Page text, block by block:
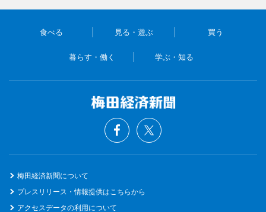
食べる 見る・遊ぶ 買う
暮らす・働く 学ぶ・知る
梅田経済新聞について
プレスリリース・情報提供はこちらから
アクセスデータの利用について